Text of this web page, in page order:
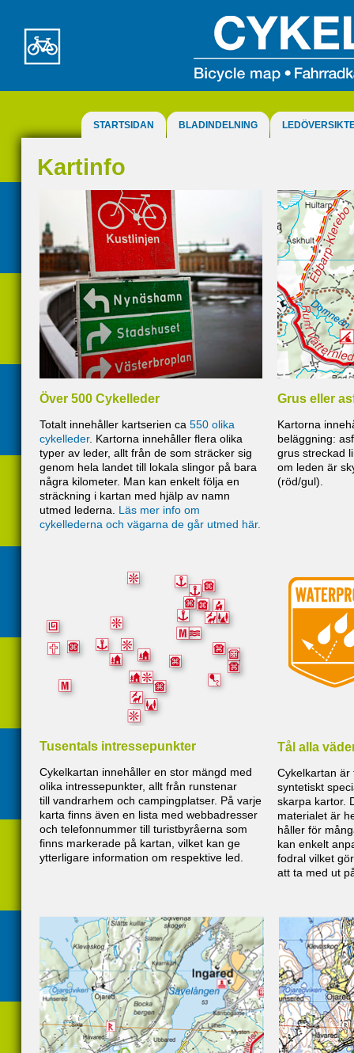
STARTSIDAN BLADINDELNING
Kartinfo
Över 500 Cykelleder
Totalt innehåller kartserien ca 550 olika
cykelleder. Kartorna innehåller flera olika
typer av leder, allt från de som sträcker sig
genom hela landet till lokala slingor på bara
några kilometer. Man kan enkelt följa en
sträckning i kartan med hjälp av namn
utmed lederna. Läs mer info om
cykellederna och vägarna de går utmed här.
Grus eller
Kartorna
beläggning:
grus streckad
om leden är
(röd/gul).
Tusentals intressepunkter
Cykelkartan innehåller en stor mängd med
olika intressepunkter, allt från runstenar
till vandrarhem och campingplatser. På varje
karta finns även en lista med webbadresser
och telefonnummer till turistbyråerna som
finns markerade på kartan, vilket kan ge
ytterligare information om respektive led.
Tål alla
Cykelkartan
syntetiskt
skarpa kartor.
materialet är
håller för
kan enkelt
fodral vilket
att ta med ut